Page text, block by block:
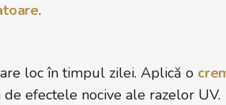
.
loc în timpul zilei. Aplică o
efectele nocive ale razelor UV.